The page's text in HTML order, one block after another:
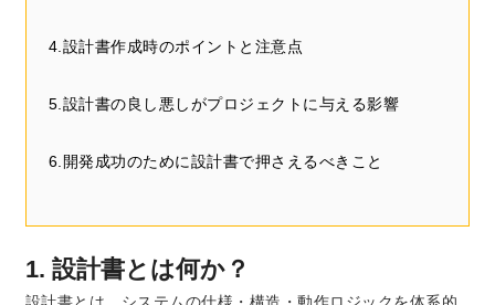
4.設計書作成時のポイントと注意点
5.設計書の良し悪しがプロジェクトに与える影響
6.開発成功のために設計書で押さえるべきこと
1. 設計書とは何か？